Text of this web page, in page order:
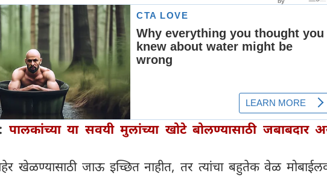
पालकांच्या या सवयी मुलांच्या खोटे बोलण्यासाठी जबाबदार
खेळण्यासाठी जाऊ इच्छित नाहीत, तर त्यांचा बहुतेक वेळ